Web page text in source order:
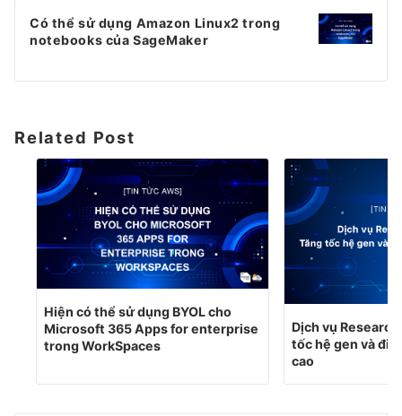
Có thể sử dụng Amazon Linux2 trong
notebooks của SageMaker
Related Post
Hiện có thể sử dụng BYOL cho
Microsoft 365 Apps for enterprise
trong WorkSpaces
Dịch vụ
tốc hệ gen và
cao